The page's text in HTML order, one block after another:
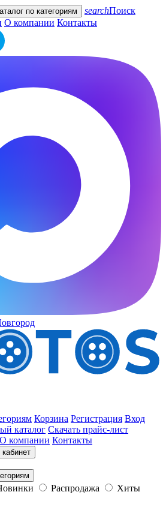
по категориям searchПоиск
О компании Контакты
Корзина Регистрация Вход
каталог Скачать прайс-лист
О компании Контакты
Распродажа
Хиты